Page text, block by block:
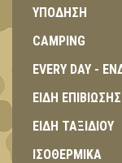
ΥΠΟΔΗΣΗ
CAMPING
EVERY DAY -
ΕΙΔΗ ΕΠΙΒΙΩΣΗΣ
ΕΙΔΗ ΤΑΞΙΔΙΟΥ
ΙΣΟΘΕΡΜΙΚΑ